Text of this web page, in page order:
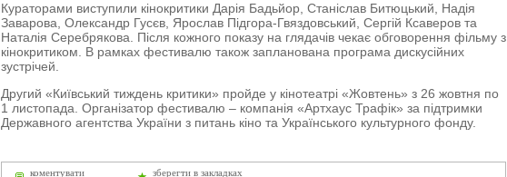
Кураторами виступили кінокритики Дарія Бадьйoр, Станіслав Битюцький, Надія
Заварова, Олександр Гусєв, Ярослав Підгора-Гвяздовський, Сергій Ксаверов та
Наталія Серебрякова. Після кожного показу на глядачів чекає обговорення фільму з
кінокритиком. В рамках фестивалю також запланована програма дискусійних
зустрічей.
Другий «Київський тиждень критики» пройде у кінотеатрі «Жовтень» з 26 жовтня по
1 листопада. Організатор фестивалю – компанія «Артхаус Трафік» за підтримки
Державного агентства України з питань кіно та Українського культурного фонду.
коментувати
зберегти в закладках